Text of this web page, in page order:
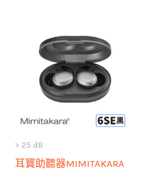
> 25 dB
耳寶助聽器MIMITAKARA